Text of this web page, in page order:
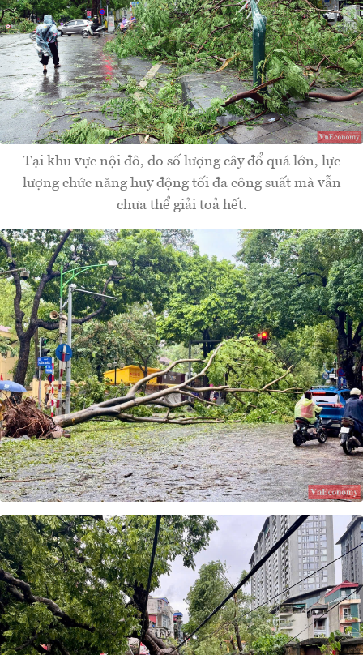
Tại khu vực nội đô, do số lượng cây đổ quá lớn, lực
lượng chức năng huy động tối đa công suất mà vẫn
chưa thể giải toả hết.